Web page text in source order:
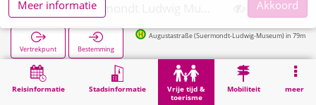
Reisinformatie Stadsinformatie
Vrije tijd &
toerisme
Mobiliteit meer
Vertrekpunt Bestemming
Augustastraße (Suermondt-Ludwig-Museum) in 79m
Vrije tijd & toerisme Cultuur Aachen, Suermondt Ludwig Museum
Meer informatie
Akkoord